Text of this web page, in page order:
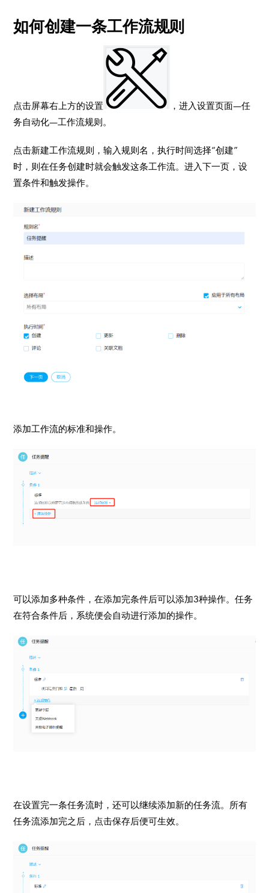
如何创建一条工作流规则
点击屏幕右上方的设置
，进入设置页面—任
务自动化—工作流规则。
点击新建工作流规则，输入规则名，执行时间选择“创建”
时，则在任务创建时就会触发这条工作流。进入下一页，设
置条件和触发操作。
添加工作流的标准和操作。
可以添加多种条件，在添加完条件后可以添加3种操作。任务
在符合条件后，系统便会自动进行添加的操作。
在设置完一条任务流时，还可以继续添加新的任务流。所有
任务流添加完之后，点击保存后便可生效。